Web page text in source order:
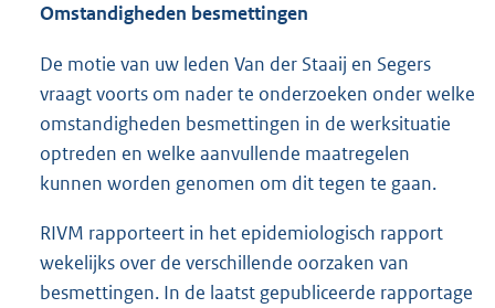
Omstandigheden besmettingen
De motie van uw leden Van der Staaij en Segers
vraagt voorts om nader te onderzoeken onder welke
omstandigheden besmettingen in de werksituatie
optreden en welke aanvullende maatregelen
kunnen worden genomen om dit tegen te gaan.
RIVM rapporteert in het epidemiologisch rapport
wekelijks over de verschillende oorzaken van
besmettingen. In de laatst gepubliceerde rapportage